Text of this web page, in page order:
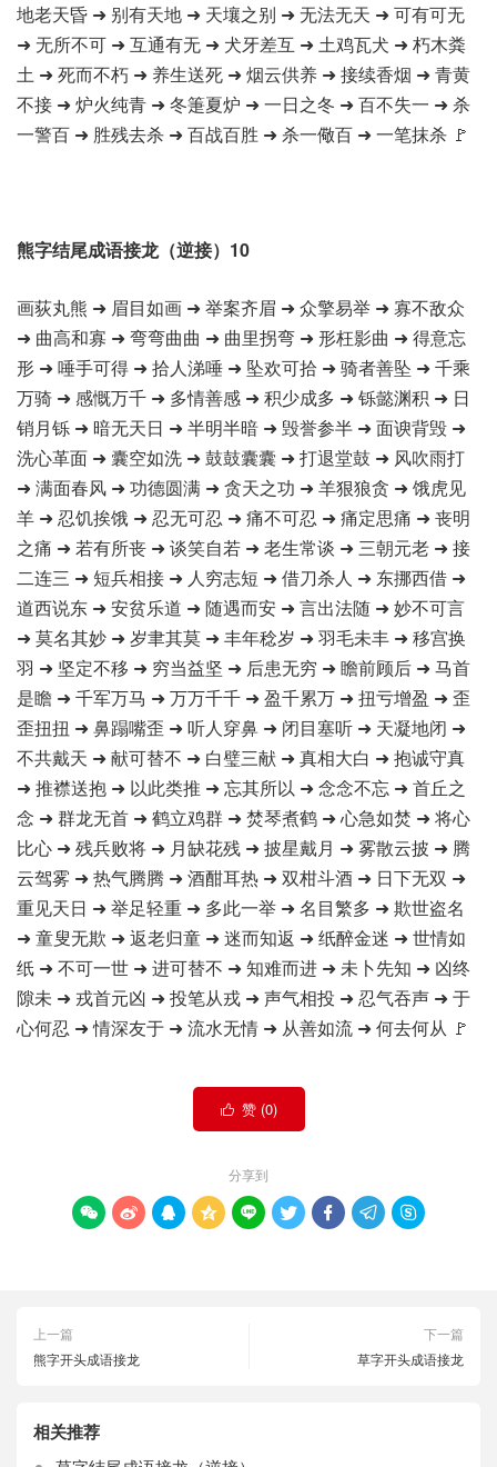
地老天昏 ➜ 别有天地 ➜ 天壤之别 ➜ 无法无天 ➜ 可有可无
➜ 无所不可 ➜ 互通有无 ➜ 犬牙差互 ➜ 土鸡瓦犬 ➜ 朽木粪
土 ➜ 死而不朽 ➜ 养生送死 ➜ 烟云供养 ➜ 接续香烟 ➜ 青黄
不接 ➜ 炉火纯青 ➜ 冬箑夏炉 ➜ 一日之冬 ➜ 百不失一 ➜ 杀
一警百 ➜ 胜残去杀 ➜ 百战百胜 ➜ 杀一儆百 ➜ 一笔抹杀 🚩
熊字结尾成语接龙（逆接）10
画荻丸熊 ➜ 眉目如画 ➜ 举案齐眉 ➜ 众擎易举 ➜ 寡不敌众
➜ 曲高和寡 ➜ 弯弯曲曲 ➜ 曲里拐弯 ➜ 形枉影曲 ➜ 得意忘
形 ➜ 唾手可得 ➜ 拾人涕唾 ➜ 坠欢可拾 ➜ 骑者善坠 ➜ 千乘
万骑 ➜ 感慨万千 ➜ 多情善感 ➜ 积少成多 ➜ 铄懿渊积 ➜ 日
销月铄 ➜ 暗无天日 ➜ 半明半暗 ➜ 毁誉参半 ➜ 面谀背毁 ➜
洗心革面 ➜ 囊空如洗 ➜ 鼓鼓囊囊 ➜ 打退堂鼓 ➜ 风吹雨打
➜ 满面春风 ➜ 功德圆满 ➜ 贪天之功 ➜ 羊狠狼贪 ➜ 饿虎见
羊 ➜ 忍饥挨饿 ➜ 忍无可忍 ➜ 痛不可忍 ➜ 痛定思痛 ➜ 丧明
之痛 ➜ 若有所丧 ➜ 谈笑自若 ➜ 老生常谈 ➜ 三朝元老 ➜ 接
二连三 ➜ 短兵相接 ➜ 人穷志短 ➜ 借刀杀人 ➜ 东挪西借 ➜
道西说东 ➜ 安贫乐道 ➜ 随遇而安 ➜ 言出法随 ➜ 妙不可言
➜ 莫名其妙 ➜ 岁聿其莫 ➜ 丰年稔岁 ➜ 羽毛未丰 ➜ 移宫换
羽 ➜ 坚定不移 ➜ 穷当益坚 ➜ 后患无穷 ➜ 瞻前顾后 ➜ 马首
是瞻 ➜ 千军万马 ➜ 万万千千 ➜ 盈千累万 ➜ 扭亏增盈 ➜ 歪
歪扭扭 ➜ 鼻蹋嘴歪 ➜ 听人穿鼻 ➜ 闭目塞听 ➜ 天凝地闭 ➜
不共戴天 ➜ 献可替不 ➜ 白璧三献 ➜ 真相大白 ➜ 抱诚守真
➜ 推襟送抱 ➜ 以此类推 ➜ 忘其所以 ➜ 念念不忘 ➜ 首丘之
念 ➜ 群龙无首 ➜ 鹤立鸡群 ➜ 焚琴煮鹤 ➜ 心急如焚 ➜ 将心
比心 ➜ 残兵败将 ➜ 月缺花残 ➜ 披星戴月 ➜ 雾散云披 ➜ 腾
云驾雾 ➜ 热气腾腾 ➜ 酒酣耳热 ➜ 双柑斗酒 ➜ 日下无双 ➜
重见天日 ➜ 举足轻重 ➜ 多此一举 ➜ 名目繁多 ➜ 欺世盗名
➜ 童叟无欺 ➜ 返老归童 ➜ 迷而知返 ➜ 纸醉金迷 ➜ 世情如
纸 ➜ 不可一世 ➜ 进可替不 ➜ 知难而进 ➜ 未卜先知 ➜ 凶终
隙未 ➜ 戎首元凶 ➜ 投笔从戎 ➜ 声气相投 ➜ 忍气吞声 ➜ 于
心何忍 ➜ 情深友于 ➜ 流水无情 ➜ 从善如流 ➜ 何去何从 🚩
 赞 (0)
分享到
        
上一篇
熊字开头成语接龙
下一篇
草字开头成语接龙
相关推荐